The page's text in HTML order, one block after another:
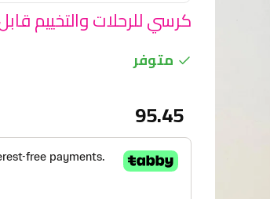
كرسي للرحلات والتخييم
متوفر
95.45